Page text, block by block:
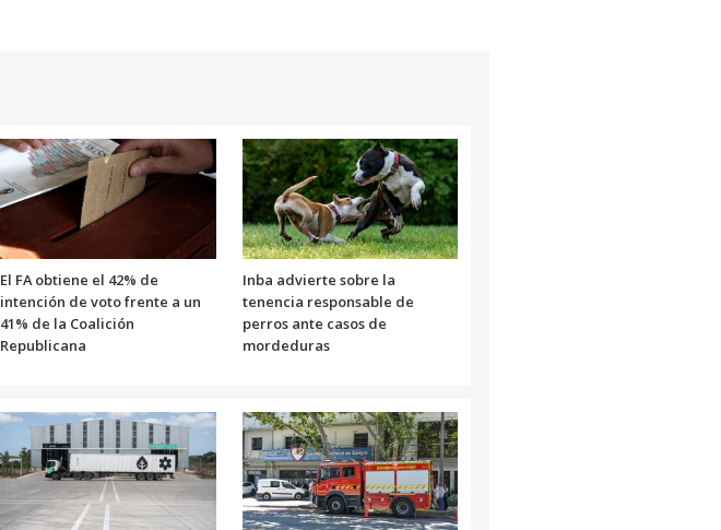
El FA obtiene el 42% de
intención de voto frente a un
41% de la Coalición
Republicana
Inba advierte sobre la
tenencia responsable de
perros ante casos de
mordeduras